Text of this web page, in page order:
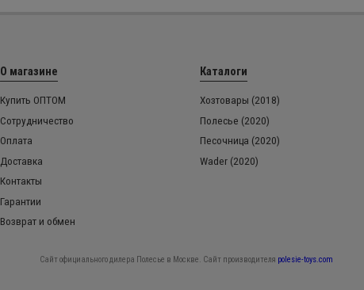
О магазине
Купить ОПТОМ
Сотрудничество
Оплата
Доставка
Контакты
Гарантии
Возврат и обмен
Каталоги
Хозтовары (2018)
Полесье (2020)
Песочница (2020)
Wader (2020)
Сайт официального дилера Полесье в Москве. Сайт производителя polesie-toys.com